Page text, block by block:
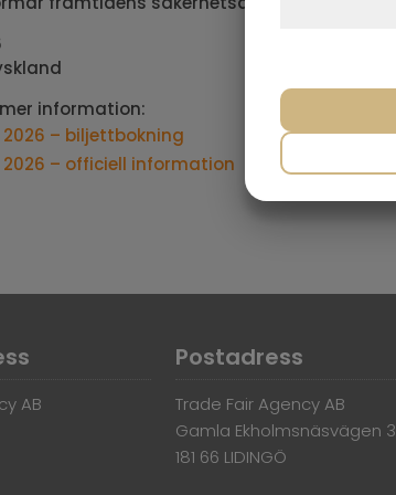
information:
2026 – biljettbokning
2026 – officiell information
AB
Postadress
Trade Fair Agency AB
Gamla Ekholmsnäsvägen 3
181 66 LIDINGÖ